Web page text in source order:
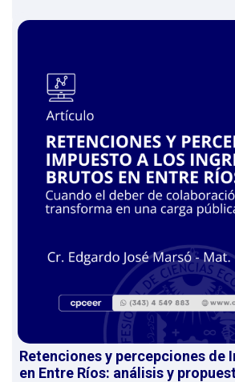
Retenciones y percepciones de
en Entre Ríos: análisis y